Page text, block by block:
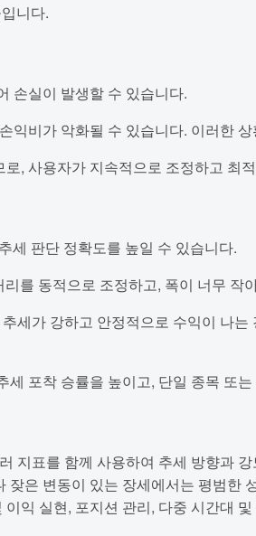
니다.
손실이 발생할 수 있습니다.
비가 악화될 수 있습니다. 이러한
, 사용자가 지속적으로 조정하고 최
세 판단 정확도를 높일 수 있습니다.
를 동적으로 조정하고, 폭이 너무 작
세가 강하고 안정적으로 수익이 나
포착 승률을 높이고, 단일 종목 또
표를 함께 사용하여 추세 방향과
은 변동이 있는 장세에서는 평범한
익 실현, 포지션 관리, 다중 시간대